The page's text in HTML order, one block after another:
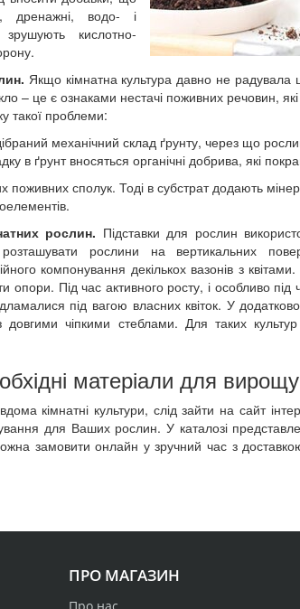
дренажні, водо- і
зрушують кислотно-
Якщо кімнатна культура давно не радувала
– це є ознаками нестачі поживних речовин,
такої проблеми:
механічний склад ґрунту, через що
в ґрунт вносяться органічні добрива, які
поживних сполук. Тоді в субстрат додають
рослин. Підставки для рослин
рослини на вертикальних
компонування декількох вазонів з
опори. Під час активного росту, і особливо під
під вагою власних квіток. У
чіпкими стеблами. Для таких
матеріали для
кімнатні культури, слід зайти на сайт
для Ваших рослин. У каталозі
замовити онлайн у зручний час з
ПРО МАГАЗИН